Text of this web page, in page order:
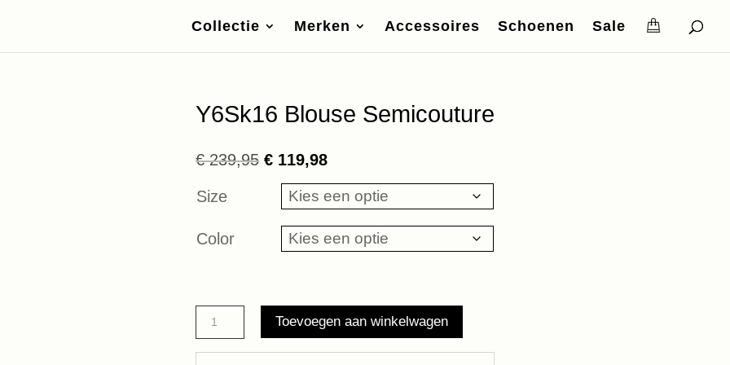
Collectie Merken Accessoires Schoenen Sale
Y6Sk16 Blouse Semicouture
€239,95 Oorspronkelijke
prijs
was:
€ 119,98Huidige
prijs
is:
Size
Color
Y6Sk16
Blouse
Semicouture
Toevoegen aan winkelwagen